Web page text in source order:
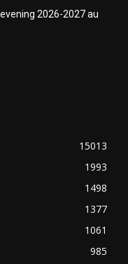
2026-2027 au
15013
1993
1498
1377
1061
985